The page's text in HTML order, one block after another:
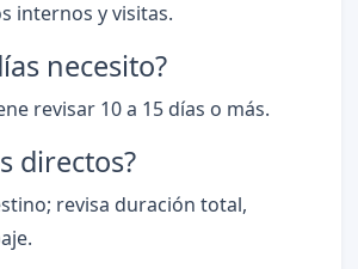
internos y visitas.
necesito?
revisar 10 a 15 días o más.
directos?
revisa duración total,